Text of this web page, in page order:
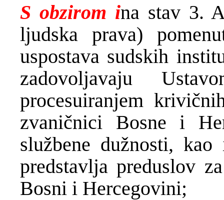
S obzirom ina stav 3.
ljudska prava)
uspostava sudskih
zadovoljavaju
procesuiranjem
zvaničnici Bosne i
službene dužnosti,
predstavlja preduslov
Bosni i Hercegovini;